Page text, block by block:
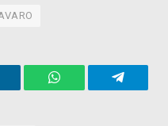
WhatsApp